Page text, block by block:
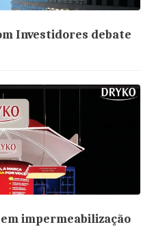
Investidores debate
impermeabilização